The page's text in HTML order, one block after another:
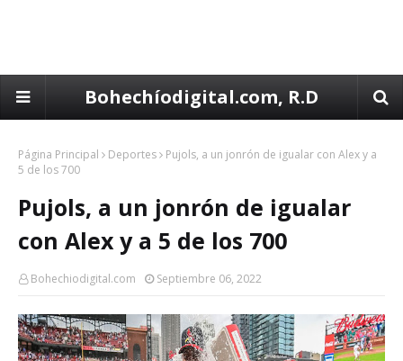
Bohechíodigital.com, R.D
Página Principal Deportes
Pujols, a un jonrón de igualar con Alex y a
5 de los 700
Pujols, a un jonrón de igualar
con Alex y a 5 de los 700
Bohechiodigital.com Septiembre 06, 2022